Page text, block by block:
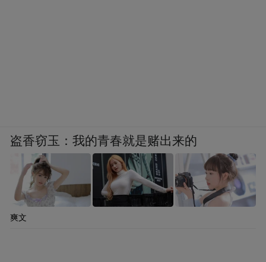
盗香窃玉：我的青春就是赌出来的
爽文